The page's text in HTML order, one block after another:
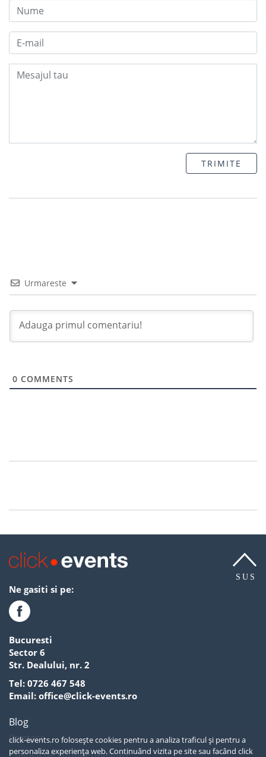
click-events.ro folosește cookies pentru a analiza traficul și pentru a
personaliza experiența web. Continuând vizita pe site sau facând click
TRIMITE
Urmareste
0 COMMENTS
SUS
Ne gasiti si pe:
Bucuresti
Sector 6
Str. Dealului, nr. 2
Tel: 0726 467 548
Email: office@click-events.ro
Blog
Contact
Politica de confidentialitate